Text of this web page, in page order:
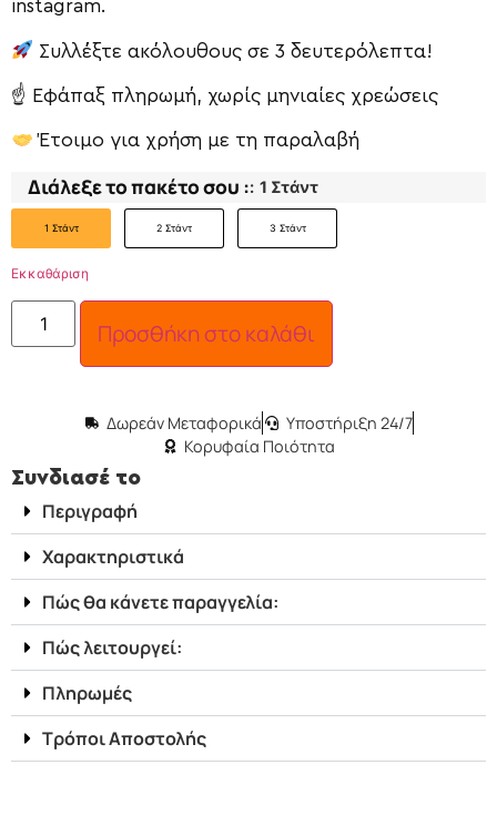
instagram.
Συλλέξτε ακόλουθους σε 3 δευτερόλεπτα!
☝️ Εφάπαξ πληρωμή, χωρίς μηνιαίες χρεώσεις
Έτοιμο για χρήση με τη παραλαβή
Διάλεξε το πακέτο σου :: 1 Στάντ
1 Στάντ 2 Στάντ 3 Στάντ
Εκκαθάριση
Προσθήκη στο καλάθι
Δωρεάν Μεταφορικά
Υποστήριξη 24/7
Κορυφαία Ποιότητα
Συνδιασέ το
Περιγραφή
Χαρακτηριστικά
Πώς θα κάνετε παραγγελία:
Πώς λειτουργεί:
Πληρωμές
Τρόποι Αποστολής